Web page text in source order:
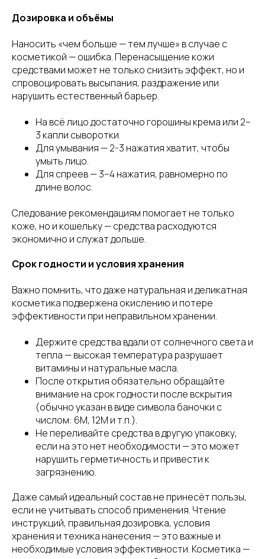
Дозировка и объёмы
Наносить «чем больше — тем лучше» в случае с
косметикой — ошибка. Перенасыщение кожи
средствами может не только снизить эффект, но и
спровоцировать высыпания, раздражение или
нарушить естественный барьер.
На всё лицо достаточно горошины крема или 2–
3 капли сыворотки.
Для умывания — 2-3 нажатия хватит, чтобы
умыть лицо.
Для спреев — 3–4 нажатия, равномерно по
длине волос.
Следование рекомендациям помогает не только
коже, но и кошельку — средства расходуются
экономично и служат дольше.
Срок годности и условия хранения
Важно помнить, что даже натуральная и деликатная
косметика подвержена окислению и потере
эффективности при неправильном хранении.
Держите средства вдали от солнечного света и
тепла — высокая температура разрушает
витамины и натуральные масла.
После открытия обязательно обращайте
внимание на срок годности после вскрытия
(обычно указан в виде символа баночки с
числом: 6M, 12M и т.п.).
Не переливайте средства в другую упаковку,
если на это нет необходимости — это может
нарушить герметичность и привести к
загрязнению.
Даже самый идеальный состав не принесёт пользы,
если не учитывать способ применения. Чтение
инструкций, правильная дозировка, условия
хранения и техника нанесения — это важные и
необходимые условия эффективности. Косметика —